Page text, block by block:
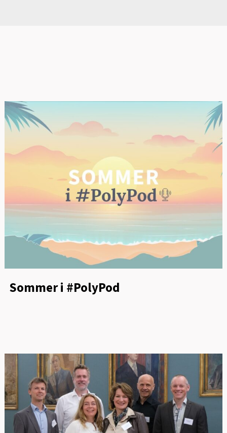
Sommer i #PolyPod